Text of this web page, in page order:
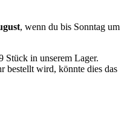
, wenn du bis Sonntag um
Stück in unserem Lager.
bestellt wird, könnte dies das